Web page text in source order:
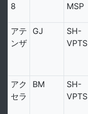
8
MSP
アテ
ンザ
GJ
SH-
VPTS
アク
セラ
BM
SH-
VPTS